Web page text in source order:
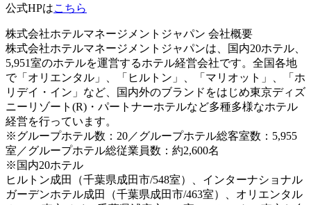
公式HPはこちら
株式会社ホテルマネージメントジャパン 会社概要
株式会社ホテルマネージメントジャパンは、国内20ホテル、
5,951室のホテルを運営するホテル経営会社です。全国各地
で「オリエンタル」、「ヒルトン」、「マリオット」、「ホ
リデイ・イン」など、国内外のブランドをはじめ東京ディズ
ニーリゾート(R)・パートナーホテルなど多種多様なホテル
経営を行っています。
※グループホテル数：20／グループホテル総客室数：5,955
室／グループホテル総従業員数：約2,600名
※国内20ホテル
ヒルトン成田（千葉県成田市/548室）、インターナショナル
ガーデンホテル成田（千葉県成田市/463室）、オリエンタル